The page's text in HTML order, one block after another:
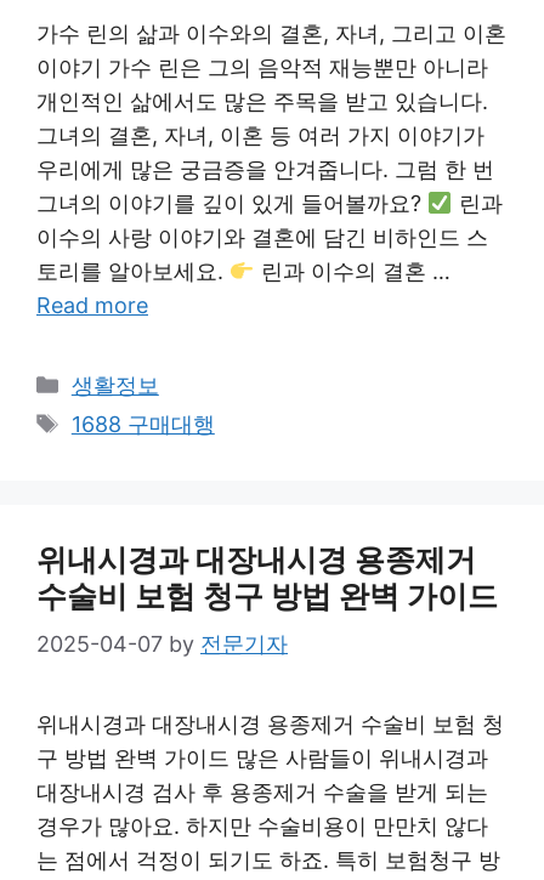
가수 린의 삶과 이수와의 결혼, 자녀, 그리고 이혼
이야기 가수 린은 그의 음악적 재능뿐만 아니라
개인적인 삶에서도 많은 주목을 받고 있습니다.
그녀의 결혼, 자녀, 이혼 등 여러 가지 이야기가
우리에게 많은 궁금증을 안겨줍니다. 그럼 한 번
그녀의 이야기를 깊이 있게 들어볼까요?
린과
이수의 사랑 이야기와 결혼에 담긴 비하인드 스
토리를 알아보세요.
린과 이수의 결혼 …
Read more
Categories
생활정보
Tags
1688 구매대행
위내시경과 대장내시경 용종제거
수술비 보험 청구 방법 완벽 가이드
2025-04-07 by 전문기자
위내시경과 대장내시경 용종제거 수술비 보험 청
구 방법 완벽 가이드 많은 사람들이 위내시경과
대장내시경 검사 후 용종제거 수술을 받게 되는
경우가 많아요. 하지만 수술비용이 만만치 않다
는 점에서 걱정이 되기도 하죠. 특히 보험청구 방